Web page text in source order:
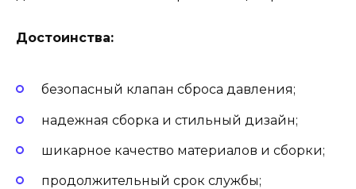
Достоинства:
безопасный клапан сброса давления;
надежная сборка и стильный дизайн;
шикарное качество материалов и сборки;
продолжительный срок службы;